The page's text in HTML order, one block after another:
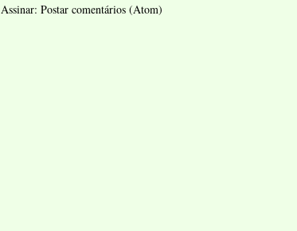
Assinar: Postar comentários (Atom)